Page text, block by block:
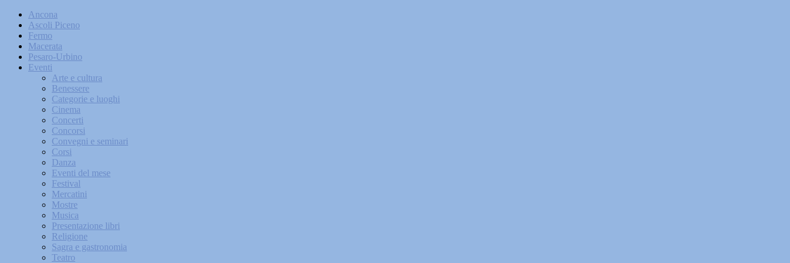
Ancona
Ascoli Piceno
Fermo
Macerata
Pesaro-Urbino
Eventi
Arte e cultura
Benessere
Categorie e luoghi
Cinema
Concerti
Concorsi
Convegni e seminari
Corsi
Danza
Eventi del mese
Festival
Mercatini
Mostre
Musica
Presentazione libri
Religione
Sagra e gastronomia
Teatro